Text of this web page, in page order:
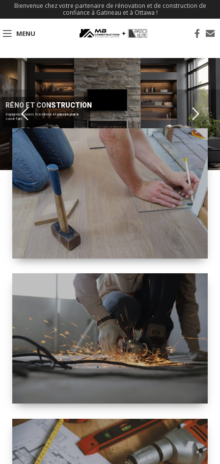
Bienvenue chez votre partenaire de rénovation et de construction de
confiance à Gatineau et à Ottawa !
MENU
Engagement envers l'excellence et passion pour le
savoir-faire
RÉNO ET CONSTRUCTION
TAILLE
PETITE À
GRANDE
RÉNOVATION
ESPACE
RÉNOVATION
INTÉRIEURE ET